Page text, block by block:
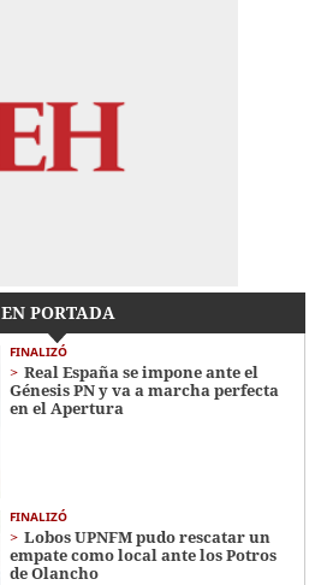
EN PORTADA
FINALIZÓ
Real España se impone ante el
Génesis PN y va a marcha perfecta
en el Apertura
FINALIZÓ
Lobos UPNFM pudo rescatar un
empate como local ante los Potros
de Olancho